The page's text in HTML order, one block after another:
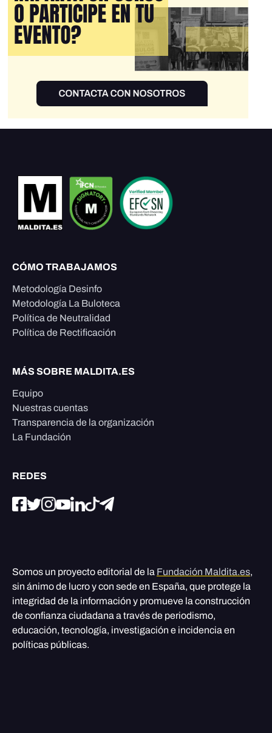
CÓMO TRABAJAMOS
Metodología Desinfo
Metodología La Buloteca
Política de Neutralidad
Política de Rectificación
MÁS SOBRE MALDITA.ES
Equipo
Nuestras cuentas
Transparencia de la organización
La Fundación
REDES
Somos un proyecto editorial de la Fundación Maldita.es,
sin ánimo de lucro y con sede en España, que protege la
integridad de la información y promueve la construcción
de confianza ciudadana a través de periodismo,
educación, tecnología, investigación e incidencia en
políticas públicas.